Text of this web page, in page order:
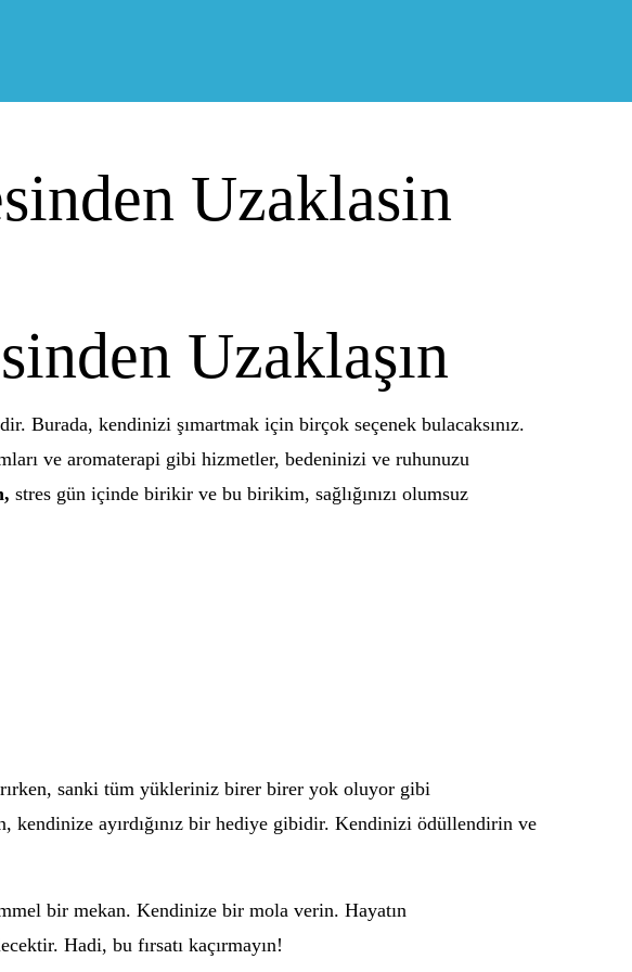
Uzaklasin
Uzaklaşın
Burada, kendinizi şımartmak için birçok seçenek bulacaksınız.
ve aromaterapi gibi hizmetler, bedeninizi ve ruhunuzu
stres gün içinde birikir ve bu birikim, sağlığınızı olumsuz
sanki tüm yükleriniz birer birer yok oluyor gibi
kendinize ayırdığınız bir hediye gibidir. Kendinizi ödüllendirin ve
bir mekan. Kendinize bir mola verin. Hayatın
Hadi, bu fırsatı kaçırmayın!